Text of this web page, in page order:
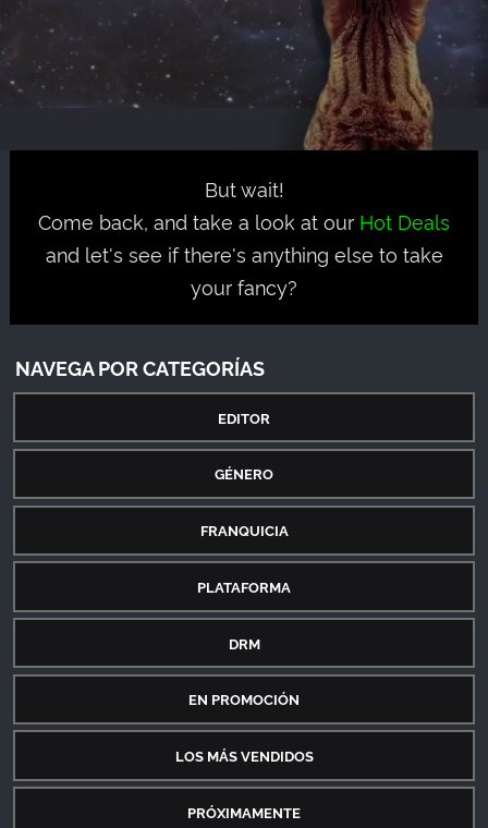
But wait!
Come back, and take a look at our Hot Deals
and let's see if there's anything else to take
your fancy?
NAVEGA POR CATEGORÍAS
EDITOR
GÉNERO
FRANQUICIA
PLATAFORMA
DRM
EN PROMOCIÓN
LOS MÁS VENDIDOS
PRÓXIMAMENTE